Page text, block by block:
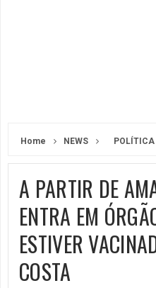
Home NEWS POLÍTICA
A PARTIR DE
ENTRA EM
ESTIVER
COSTA